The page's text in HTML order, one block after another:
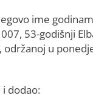
ime
53-godišnji
održanoj u
dodao: